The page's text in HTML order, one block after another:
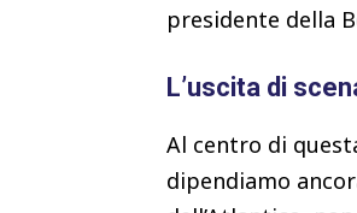
presidente della
L’uscita di
Al centro di
dipendiamo